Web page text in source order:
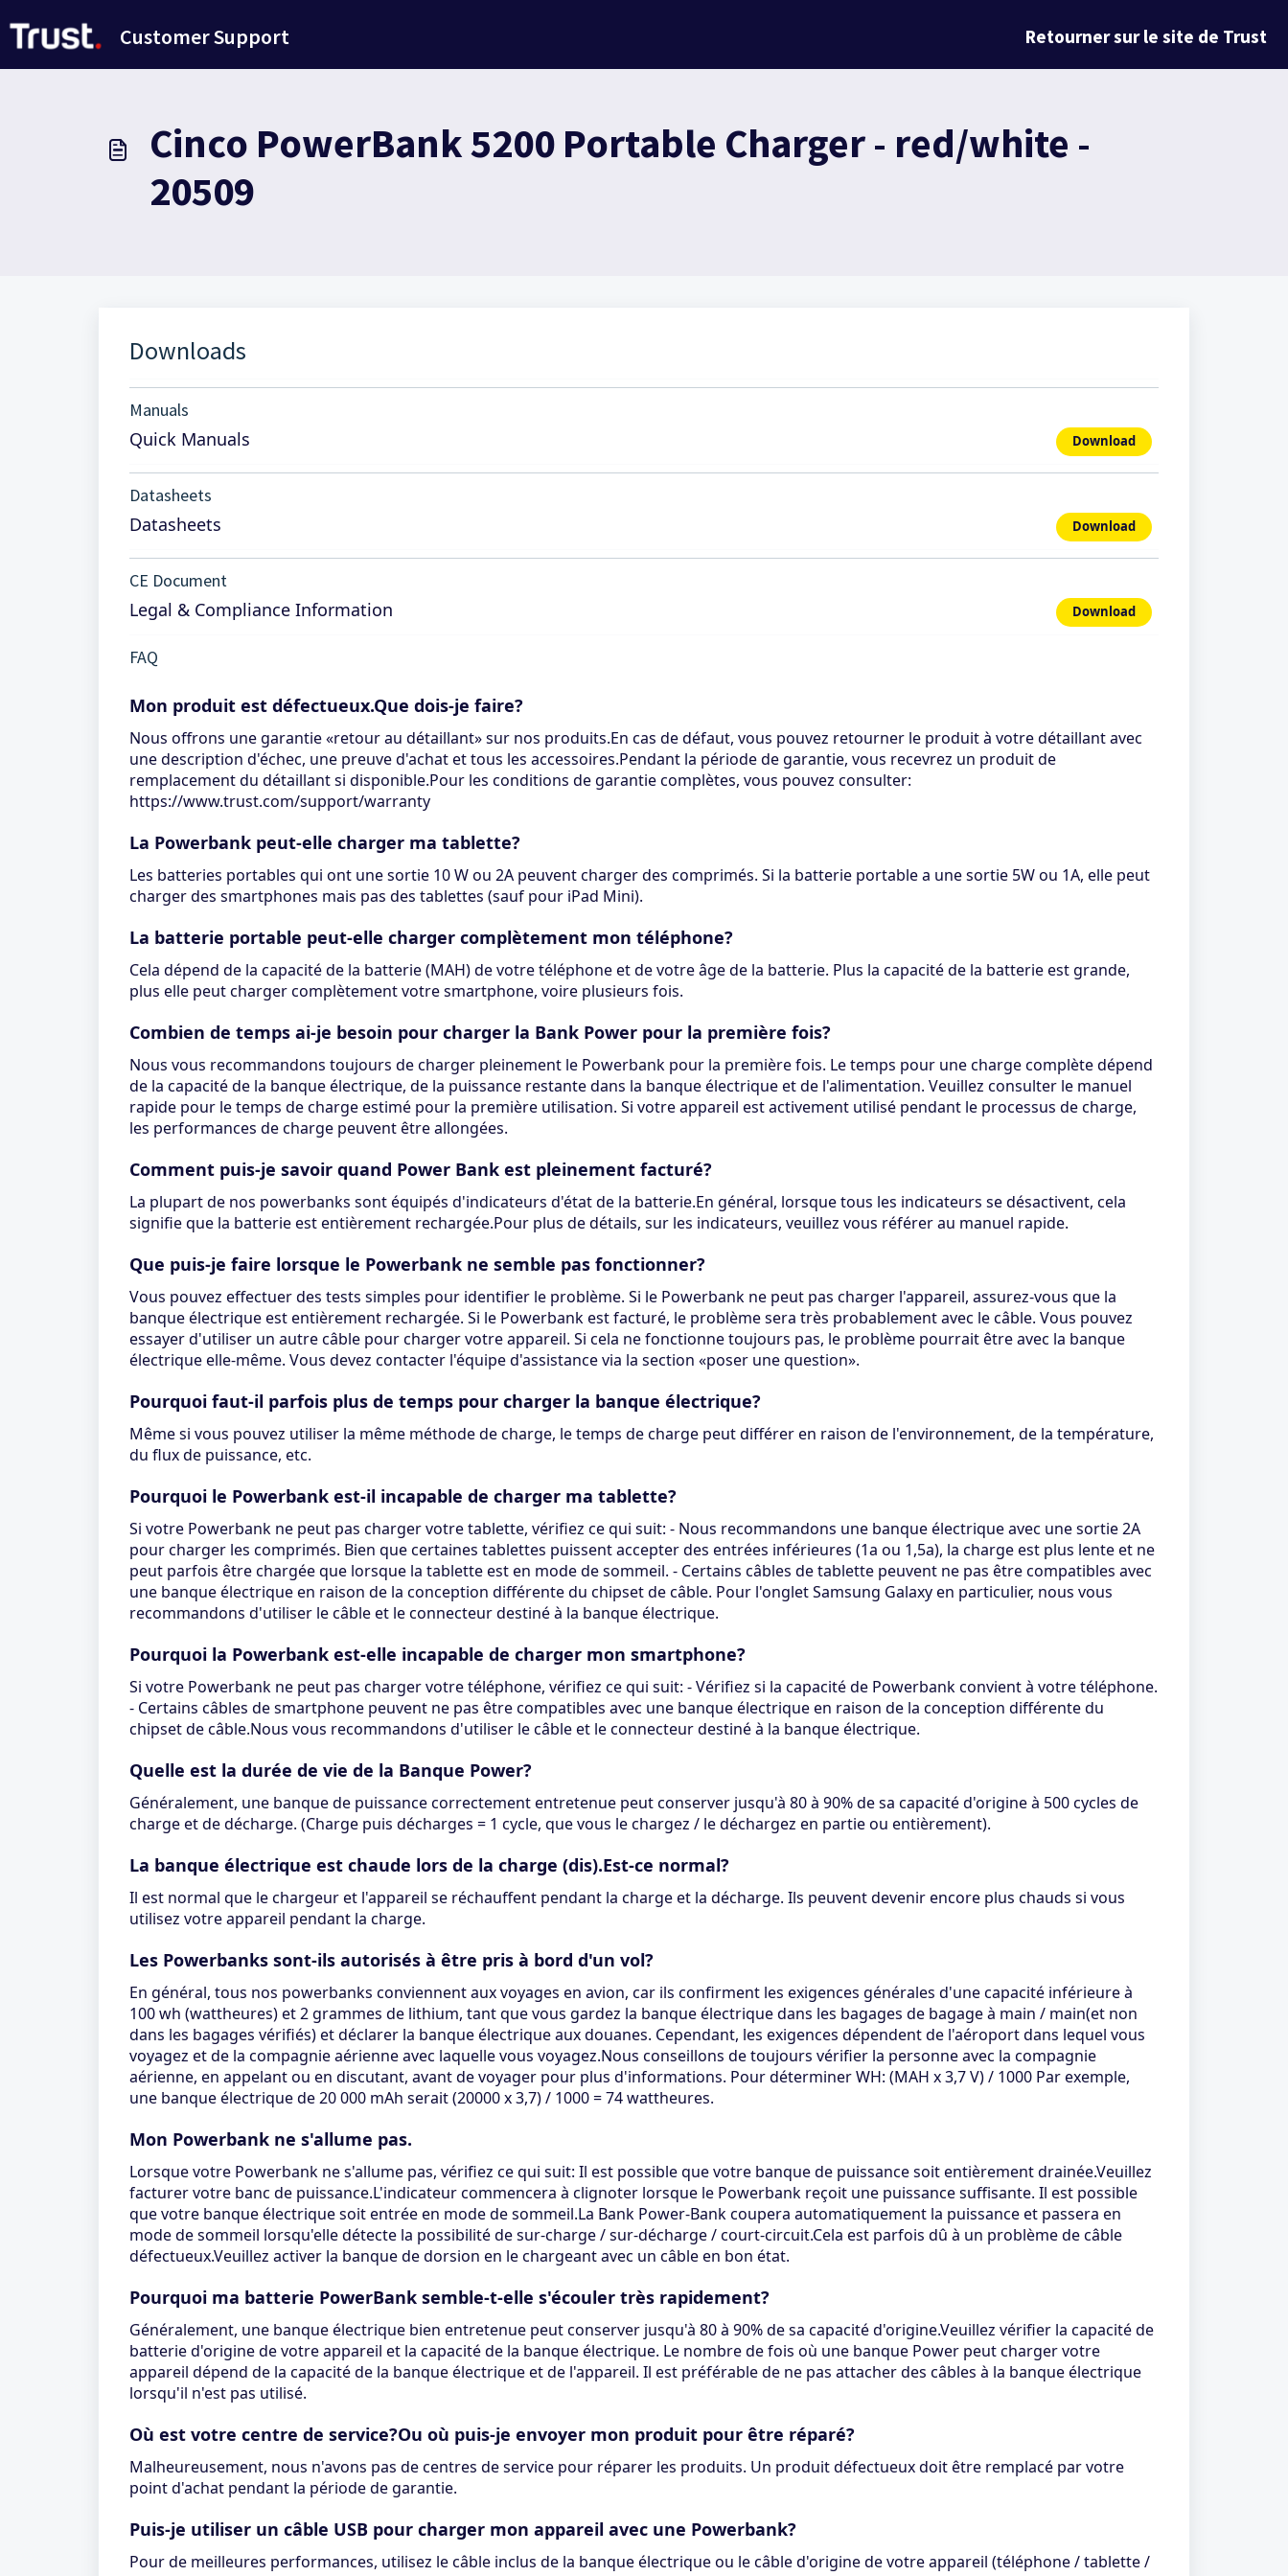
Customer Support Retourner sur le site de Trust
Cinco PowerBank 5200 Portable Charger - red/white -
20509
Downloads
Manuals
Quick Manuals Download
Datasheets
Datasheets Download
CE Document
Legal & Compliance Information Download
FAQ
Mon produit est défectueux.Que dois-je faire?
Nous offrons une garantie «retour au détaillant» sur nos produits.En cas de défaut, vous pouvez retourner le produit à votre détaillant avec
une description d'échec, une preuve d'achat et tous les accessoires.Pendant la période de garantie, vous recevrez un produit de
remplacement du détaillant si disponible.Pour les conditions de garantie complètes, vous pouvez consulter:
https://www.trust.com/support/warranty
La Powerbank peut-elle charger ma tablette?
Les batteries portables qui ont une sortie 10 W ou 2A peuvent charger des comprimés. Si la batterie portable a une sortie 5W ou 1A, elle peut
charger des smartphones mais pas des tablettes (sauf pour iPad Mini).
La batterie portable peut-elle charger complètement mon téléphone?
Cela dépend de la capacité de la batterie (MAH) de votre téléphone et de votre âge de la batterie. Plus la capacité de la batterie est grande,
plus elle peut charger complètement votre smartphone, voire plusieurs fois.
Combien de temps ai-je besoin pour charger la Bank Power pour la première fois?
Nous vous recommandons toujours de charger pleinement le Powerbank pour la première fois. Le temps pour une charge complète dépend
de la capacité de la banque électrique, de la puissance restante dans la banque électrique et de l'alimentation. Veuillez consulter le manuel
rapide pour le temps de charge estimé pour la première utilisation. Si votre appareil est activement utilisé pendant le processus de charge,
les performances de charge peuvent être allongées.
Comment puis-je savoir quand Power Bank est pleinement facturé?
La plupart de nos powerbanks sont équipés d'indicateurs d'état de la batterie.En général, lorsque tous les indicateurs se désactivent, cela
signifie que la batterie est entièrement rechargée.Pour plus de détails, sur les indicateurs, veuillez vous référer au manuel rapide.
Que puis-je faire lorsque le Powerbank ne semble pas fonctionner?
Vous pouvez effectuer des tests simples pour identifier le problème. Si le Powerbank ne peut pas charger l'appareil, assurez-vous que la
banque électrique est entièrement rechargée. Si le Powerbank est facturé, le problème sera très probablement avec le câble. Vous pouvez
essayer d'utiliser un autre câble pour charger votre appareil. Si cela ne fonctionne toujours pas, le problème pourrait être avec la banque
électrique elle-même. Vous devez contacter l'équipe d'assistance via la section «poser une question».
Pourquoi faut-il parfois plus de temps pour charger la banque électrique?
Même si vous pouvez utiliser la même méthode de charge, le temps de charge peut différer en raison de l'environnement, de la température,
du flux de puissance, etc.
Pourquoi le Powerbank est-il incapable de charger ma tablette?
Si votre Powerbank ne peut pas charger votre tablette, vérifiez ce qui suit: - Nous recommandons une banque électrique avec une sortie 2A
pour charger les comprimés. Bien que certaines tablettes puissent accepter des entrées inférieures (1a ou 1,5a), la charge est plus lente et ne
peut parfois être chargée que lorsque la tablette est en mode de sommeil. - Certains câbles de tablette peuvent ne pas être compatibles avec
une banque électrique en raison de la conception différente du chipset de câble. Pour l'onglet Samsung Galaxy en particulier, nous vous
recommandons d'utiliser le câble et le connecteur destiné à la banque électrique.
Pourquoi la Powerbank est-elle incapable de charger mon smartphone?
Si votre Powerbank ne peut pas charger votre téléphone, vérifiez ce qui suit: - Vérifiez si la capacité de Powerbank convient à votre téléphone.
- Certains câbles de smartphone peuvent ne pas être compatibles avec une banque électrique en raison de la conception différente du
chipset de câble.Nous vous recommandons d'utiliser le câble et le connecteur destiné à la banque électrique.
Quelle est la durée de vie de la Banque Power?
Généralement, une banque de puissance correctement entretenue peut conserver jusqu'à 80 à 90% de sa capacité d'origine à 500 cycles de
charge et de décharge. (Charge puis décharges = 1 cycle, que vous le chargez / le déchargez en partie ou entièrement).
La banque électrique est chaude lors de la charge (dis).Est-ce normal?
Il est normal que le chargeur et l'appareil se réchauffent pendant la charge et la décharge. Ils peuvent devenir encore plus chauds si vous
utilisez votre appareil pendant la charge.
Les Powerbanks sont-ils autorisés à être pris à bord d'un vol?
En général, tous nos powerbanks conviennent aux voyages en avion, car ils confirment les exigences générales d'une capacité inférieure à
100 wh (wattheures) et 2 grammes de lithium, tant que vous gardez la banque électrique dans les bagages de bagage à main / main(et non
dans les bagages vérifiés) et déclarer la banque électrique aux douanes. Cependant, les exigences dépendent de l'aéroport dans lequel vous
voyagez et de la compagnie aérienne avec laquelle vous voyagez.Nous conseillons de toujours vérifier la personne avec la compagnie
aérienne, en appelant ou en discutant, avant de voyager pour plus d'informations. Pour déterminer WH: (MAH x 3,7 V) / 1000 Par exemple,
une banque électrique de 20 000 mAh serait (20000 x 3,7) / 1000 = 74 wattheures.
Mon Powerbank ne s'allume pas.
Lorsque votre Powerbank ne s'allume pas, vérifiez ce qui suit: Il est possible que votre banque de puissance soit entièrement drainée.Veuillez
facturer votre banc de puissance.L'indicateur commencera à clignoter lorsque le Powerbank reçoit une puissance suffisante. Il est possible
que votre banque électrique soit entrée en mode de sommeil.La Bank Power-Bank coupera automatiquement la puissance et passera en
mode de sommeil lorsqu'elle détecte la possibilité de sur-charge / sur-décharge / court-circuit.Cela est parfois dû à un problème de câble
défectueux.Veuillez activer la banque de dorsion en le chargeant avec un câble en bon état.
Pourquoi ma batterie PowerBank semble-t-elle s'écouler très rapidement?
Généralement, une banque électrique bien entretenue peut conserver jusqu'à 80 à 90% de sa capacité d'origine.Veuillez vérifier la capacité de
batterie d'origine de votre appareil et la capacité de la banque électrique. Le nombre de fois où une banque Power peut charger votre
appareil dépend de la capacité de la banque électrique et de l'appareil. Il est préférable de ne pas attacher des câbles à la banque électrique
lorsqu'il n'est pas utilisé.
Où est votre centre de service?Ou où puis-je envoyer mon produit pour être réparé?
Malheureusement, nous n'avons pas de centres de service pour réparer les produits. Un produit défectueux doit être remplacé par votre
point d'achat pendant la période de garantie.
Puis-je utiliser un câble USB pour charger mon appareil avec une Powerbank?
Pour de meilleures performances, utilisez le câble inclus de la banque électrique ou le câble d'origine de votre appareil (téléphone / tablette /